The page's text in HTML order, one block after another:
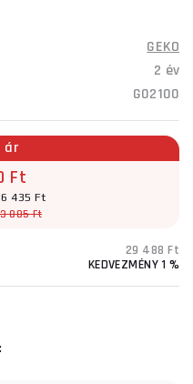
GEKO
2 év
G02100
ár
Ft
435 Ft
885 Ft
29 488 Ft
KEDVEZMÉNY 1 %